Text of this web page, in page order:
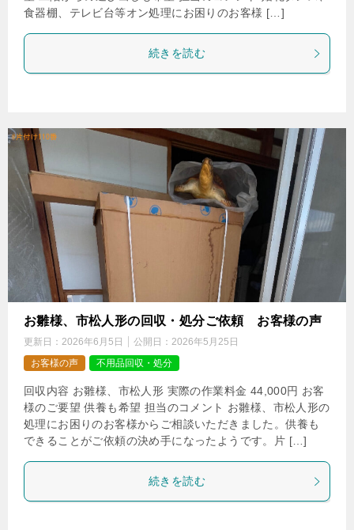
食器棚、テレビ台等オン処理にお困りのお客様 […]
続きを読む
お雛様、市松人形の回収・処分ご依頼 お客様の声
更新日： 2026年6月5日 公開日： 2026年5月25日
お客様の声
不用品回収・処分
回収内容 お雛様、市松人形 実際の作業料金 44,000円 お客
様のご要望 供養も希望 担当のコメント お雛様、市松人形の
処理にお困りのお客様からご相談いただきました。供養も
できることがご依頼の決め手になったようです。片 […]
続きを読む